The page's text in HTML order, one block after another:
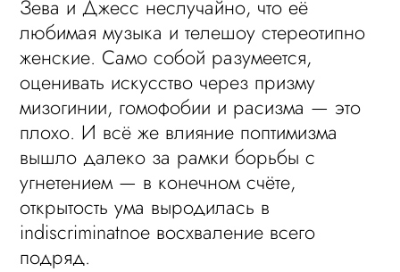
Зева и Джесс неслучайно, что её
любимая музыка и телешоу стереотипно
женские. Само собой разумеется,
оценивать искусство через призму
мизогинии, гомофобии и расизма — это
плохо. И всё же влияние поптимизма
вышло далеко за рамки борьбы с
угнетением — в конечном счёте,
открытость ума выродилась в
indiscriminatnое восхваление всего
подряд.